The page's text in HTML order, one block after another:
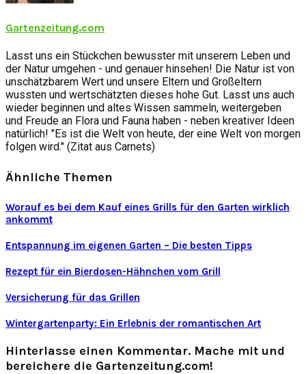
Gartenzeitung.com
Lasst uns ein Stückchen bewusster mit unserem Leben und
der Natur umgehen - und genauer hinsehen! Die Natur ist von
unschätzbarem Wert und unsere Eltern und Großeltern
wussten und wertschätzten dieses hohe Gut. Lasst uns auch
wieder beginnen und altes Wissen sammeln, weitergeben
und Freude an Flora und Fauna haben - neben kreativer Ideen
natürlich! "Es ist die Welt von heute, der eine Welt von morgen
folgen wird." (Zitat aus Carnets)
Ähnliche Themen
Worauf es bei dem Kauf eines Grills für den Garten wirklich
ankommt
Entspannung im eigenen Garten – Die besten Tipps
Rezept für ein Bierdosen-Hähnchen vom Grill
Versicherung für das Grillen
Wintergartenparty: Ein Erlebnis der romantischen Art
Hinterlasse einen Kommentar. Mache mit und
bereichere die Gartenzeitung.com!